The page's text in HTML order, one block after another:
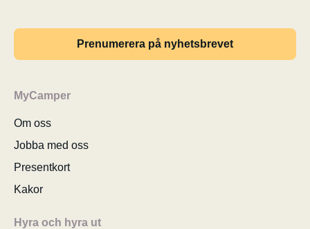
Prenumerera på nyhetsbrevet
MyCamper
Om oss
Jobba med oss
Presentkort
Kakor
Hyra och hyra ut